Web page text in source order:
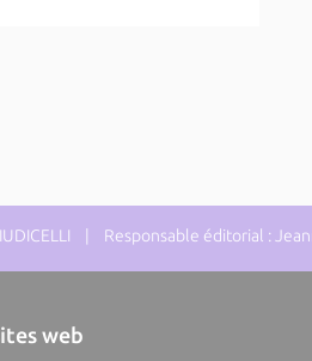
| Responsable éditorial :
web